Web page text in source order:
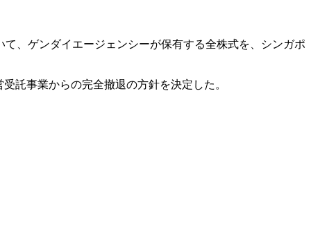
、ゲンダイエージェンシーが保有する全株式を、シンガポ
託事業からの完全撤退の方針を決定した。